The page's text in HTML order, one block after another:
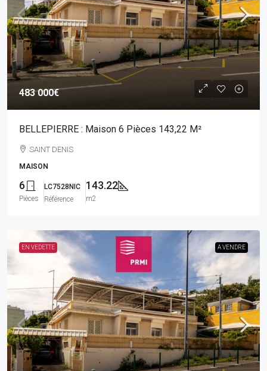
483 000€
BELLEPIERRE : Maison 6 Pièces 143,22 M²
SAINT DENIS
MAISON
6
Pièces
LC7528NIC
Référence
143.22
m2
EN VEDETTE A VENDRE